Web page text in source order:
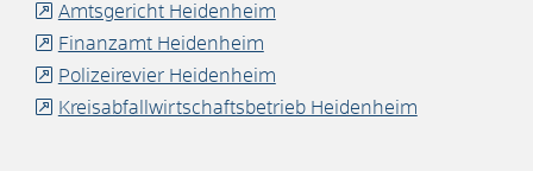
Amtsgericht Heidenheim
Finanzamt Heidenheim
Polizeirevier Heidenheim
Kreisabfallwirtschaftsbetrieb Heidenheim